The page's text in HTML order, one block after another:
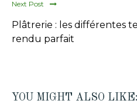
Next Post
Plâtrerie : les différentes
rendu parfait
YOU MIGHT ALSO LIKE: